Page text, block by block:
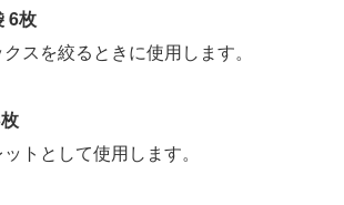
6枚
スを絞るときに使用します。
トとして使用します。